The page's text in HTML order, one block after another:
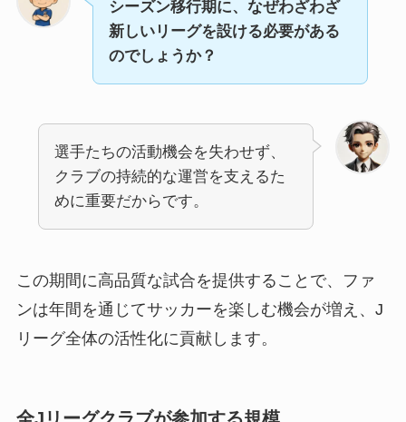
シーズン移行期に、なぜわざわざ
新しいリーグを設ける必要がある
のでしょうか？
選手たちの活動機会を失わせず、
クラブの持続的な運営を支えるた
めに重要だからです。
この期間に高品質な試合を提供することで、ファ
ンは年間を通じてサッカーを楽しむ機会が増え、J
リーグ全体の活性化に貢献します。